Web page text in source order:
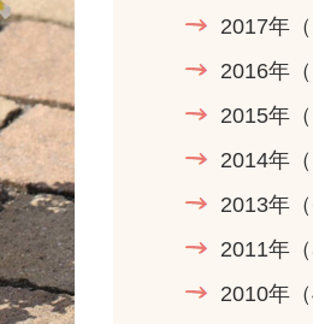
2017年
2016年
2015年
2014年
2013年
2011年
2010年